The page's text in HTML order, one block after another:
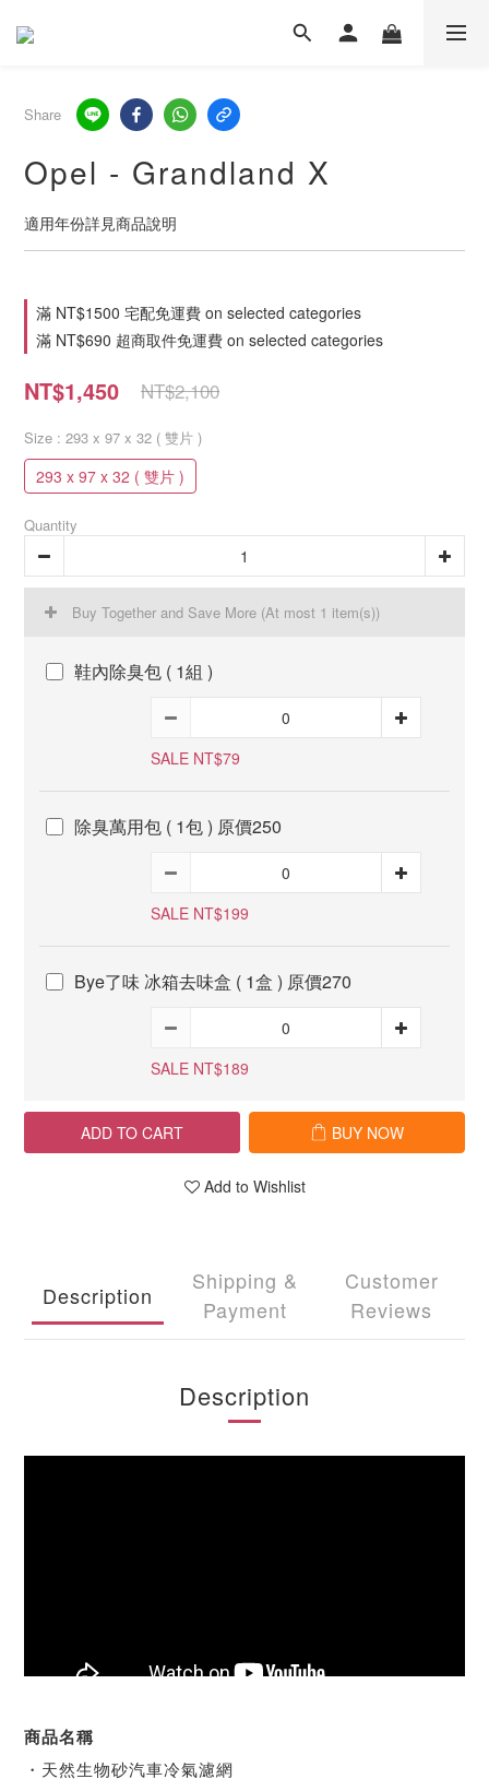
Share
Opel - Grandland X
適用年份詳見商品說明
滿 NT$1500 宅配免運費 on selected categories
滿 NT$690 超商取件免運費 on selected categories
NT$1,450 NT$2,100
Size : 293 x 97 x 32 ( 雙片 )
293 x 97 x 32 ( 雙片 )
Quantity
Buy Together and Save More (At most 1 item(s))
鞋內除臭包 ( 1組 )
SALE NT$79
除臭萬用包 ( 1包 ) 原價250
SALE NT$199
Bye了味 冰箱去味盒 ( 1盒 ) 原價270
SALE NT$189
ADD TO CART BUY NOW
Add to Wishlist
Description
Shipping &
Payment
Customer
Reviews
Description
商品名稱
・天然生物砂汽車冷氣濾網